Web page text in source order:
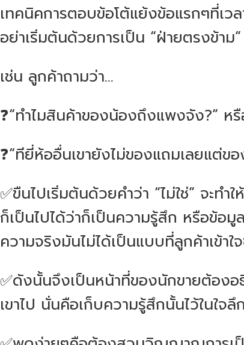
เทคนิคการตอบข้อโต้แย้งข้อแรกๆที่เว
อย่าเริ่มต้นด้วยการเป็น “ฝ่ายตรงข้าม
เช่น ลูกค้าถามว่า...
❓“ทำไมสินค้าของน้องถึงแพงจัง?” ห
❓“ทียี่ห้ออื่นเขายังไม่ของแถมเลยแต่ข
✅ขืนไปเริ่มต้นด้วยคำว่า “ไม่ใช่” จะ
ก็เป็นไปได้ว่าก็เป็นความรู้สึก หรือข้อ
ความจริงมันไม่ได้เป็นแบบที่ลูกค้าเข้า
✅ดังนั้นจึงเป็นหน้าที่ของนักขายต้องอ
เขาไป นั่นคือเก็บความรู้สึกนั้นไว้ในใจ